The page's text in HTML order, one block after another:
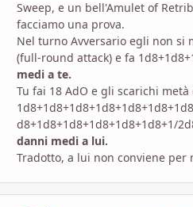
Sweep, e un bell'Amulet of
facciamo una prova.
Nel turno Avversario egli non si
(full-round attack) e fa
medi a te.
Tu fai 18 AdO e gli scarichi
d8+1d8+1d8+1d8+1d8+1d8+1/
danni medi a lui.
Tradotto, a lui non conviene per